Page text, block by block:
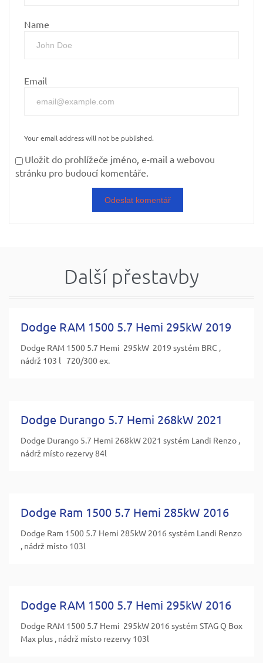
Name
Email
Your email address will not be published.
Uložit do prohlížeče jméno, e-mail a webovou
stránku pro budoucí komentáře.
Další přestavby
Dodge RAM 1500 5.7 Hemi 295kW 2019
Dodge RAM 1500 5.7 Hemi 295kW 2019 systém BRC ,
nádrž 103 l 720/300 ex.
Dodge Durango 5.7 Hemi 268kW 2021
Dodge Durango 5.7 Hemi 268kW 2021 systém Landi Renzo ,
nádrž místo rezervy 84l
Dodge Ram 1500 5.7 Hemi 285kW 2016
Dodge Ram 1500 5.7 Hemi 285kW 2016 systém Landi Renzo
, nádrž místo 103l
Dodge RAM 1500 5.7 Hemi 295kW 2016
Dodge RAM 1500 5.7 Hemi 295kW 2016 systém STAG Q Box
Max plus , nádrž místo rezervy 103l